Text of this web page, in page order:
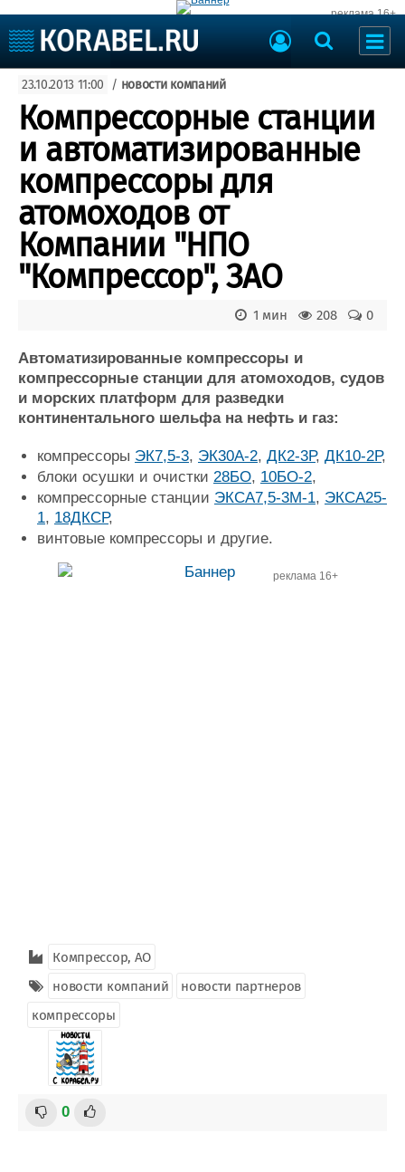
реклама 16+
Судоходство
Судоремонт
События
Пресс-релизы
Порты
ВМФ
Образование
Яхты и катера
Еще
Судостроение
Пульс
Репутация
Работа
Крюинг
Журнал
Торговая площадка
Доска объявлений
Продажа флота
Изделия
Материалы
Услуги
Конференции
Выставки и семинары
Личности
Словарь
Флот
Форум
Все службы
23.10.2013 11:00 / новости компаний
Компрессорные станции
и автоматизированные
компрессоры для
атомоходов от
Компании "НПО
"Компрессор", ЗАО
0
208
1 мин
Автоматизированные компрессоры и
компрессорные станции для атомоходов, судов
и морских платформ для разведки
континентального шельфа на нефть и газ:
компрессоры ЭК7,5-3, ЭК30А-2, ДК2-3Р, ДК10-2Р,
блоки осушки и очистки 28БО, 10БО-2,
компрессорные станции ЭКСА7,5-3М-1, ЭКСА25-
1, 18ДКСР,
винтовые компрессоры и другие.
реклама 16+
Компрессор, АО
новости компаний
новости партнеров
компрессоры
0